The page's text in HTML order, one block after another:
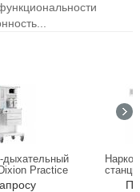
дыхательный
Practice
3000